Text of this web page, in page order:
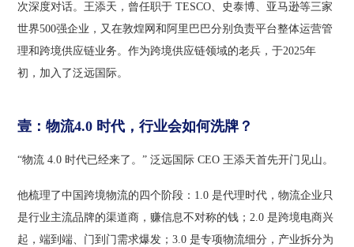
次深度对话。王添天，曾任职于 TESCO、史泰博、亚马逊等三家
世界500强企业，又在敦煌网和阿里巴巴分别负责平台整体运营管
理和跨境供应链业务。作为跨境供应链领域的老兵，于2025年
初，加入了泛远国际。
壹：物流4.0 时代，行业会如何洗牌？
“物流 4.0 时代已经来了。” 泛远国际 CEO 王添天首先开门见山。
他梳理了中国跨境物流的四个阶段：1.0 是代理时代，物流企业只
是行业主流品牌的渠道商，赚信息不对称的钱；2.0 是跨境电商兴
起，端到端、门到门需求爆发；3.0 是专项物流细分，产业拆分为